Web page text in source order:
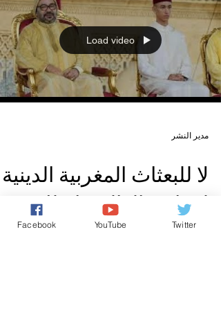
قناة صوت المغرب نيوز
مدير النشر Facebook YouTube Twitter